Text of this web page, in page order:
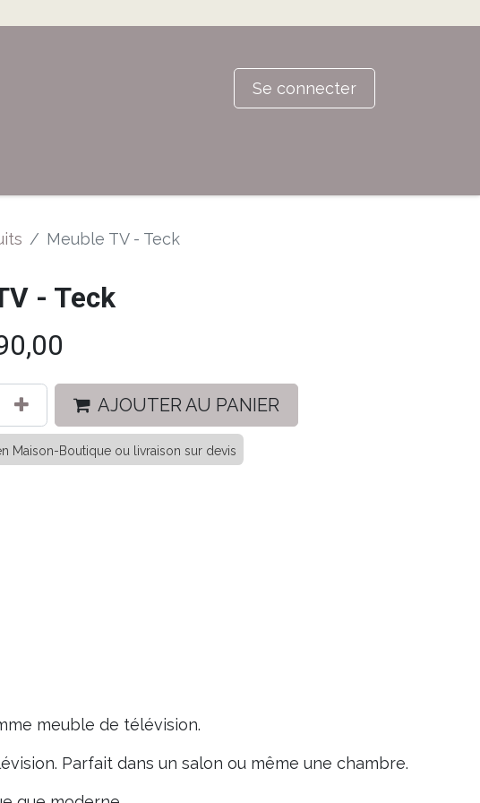
Se connecter
Meuble TV - Teck
- Teck
AJOUTER AU PANIER
Maison-Boutique ou livraison sur devis
meuble de télévision.
Parfait dans un salon ou même une chambre.